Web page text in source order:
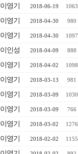
이영기 2018-06-19 1063
이영기 2018-04-30 980
이영기 2018-04-30 1097
이인성 2018-04-09 888
이영기 2018-04-02 1098
이영기 2018-03-13 981
이영기 2018-03-09 1030
이영기 2018-03-09 766
이영기 2018-03-02 1276
이영기 2018-02-02 1155